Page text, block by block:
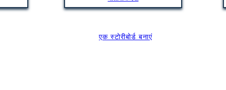
एक स्टोरीबोर्ड बनाएं